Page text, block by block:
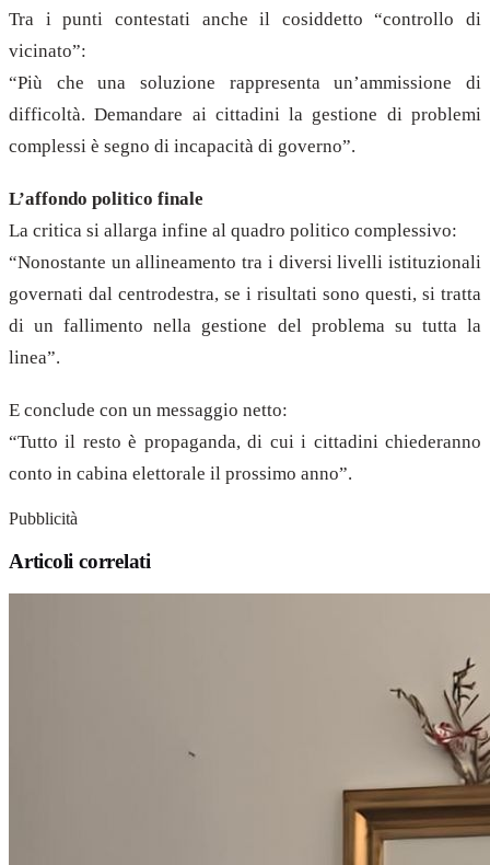
Tra i punti contestati anche il cosiddetto “controllo di
vicinato”:
“Più che una soluzione rappresenta un’ammissione di
difficoltà. Demandare ai cittadini la gestione di problemi
complessi è segno di incapacità di governo”.
L’affondo politico finale
La critica si allarga infine al quadro politico complessivo:
“Nonostante un allineamento tra i diversi livelli istituzionali
governati dal centrodestra, se i risultati sono questi, si tratta
di un fallimento nella gestione del problema su tutta la
linea”.
E conclude con un messaggio netto:
“Tutto il resto è propaganda, di cui i cittadini chiederanno
conto in cabina elettorale il prossimo anno”.
Pubblicità
Articoli correlati